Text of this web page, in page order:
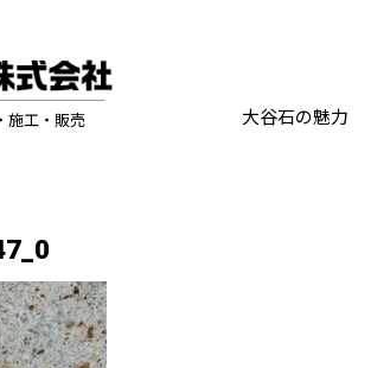
施工・販売 大谷石の魅力